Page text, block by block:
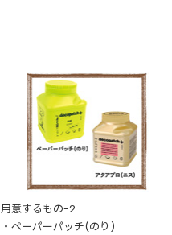
用意するもの-2
・ペーパーパッチ(のり)